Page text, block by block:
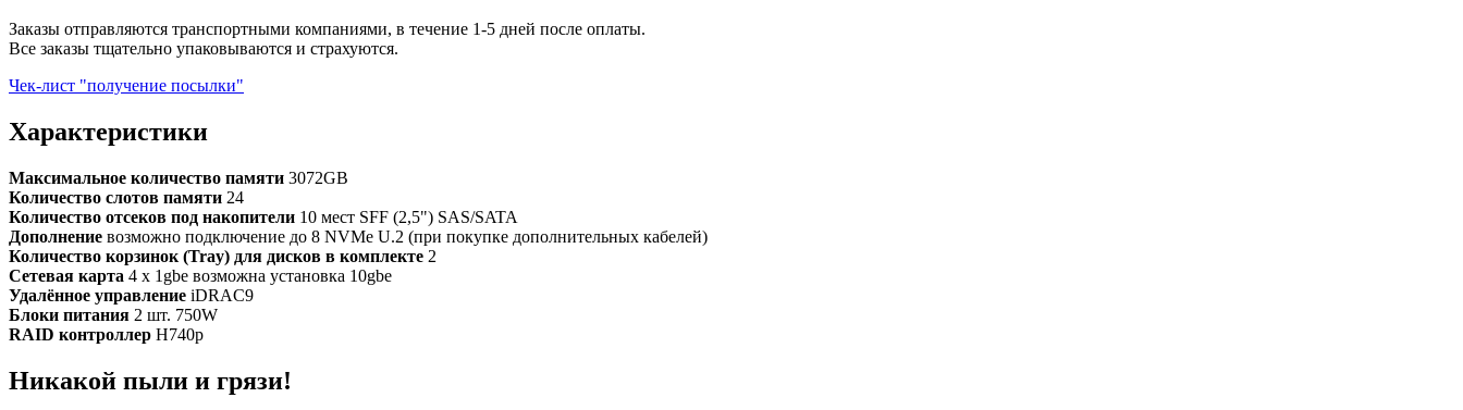
Заказы отправляются транспортными компаниями, в течение 1-5 дней после оплаты.
Все заказы тщательно упаковываются и страхуются.
Чек-лист "получение посылки"
Характеристики
Максимальное количество памяти 3072GB
Количество слотов памяти 24
Количество отсеков под накопители 10 мест SFF (2,5") SAS/SATA
Дополнение возможно подключение до 8 NVMe U.2 (при покупке дополнительных кабелей)
Количество корзинок (Tray) для дисков в комплекте 2
Сетевая карта 4 x 1gbe возможна установка 10gbe
Удалённое управление iDRAC9
Блоки питания 2 шт. 750W
RAID контроллер H740p
Никакой пыли и грязи!